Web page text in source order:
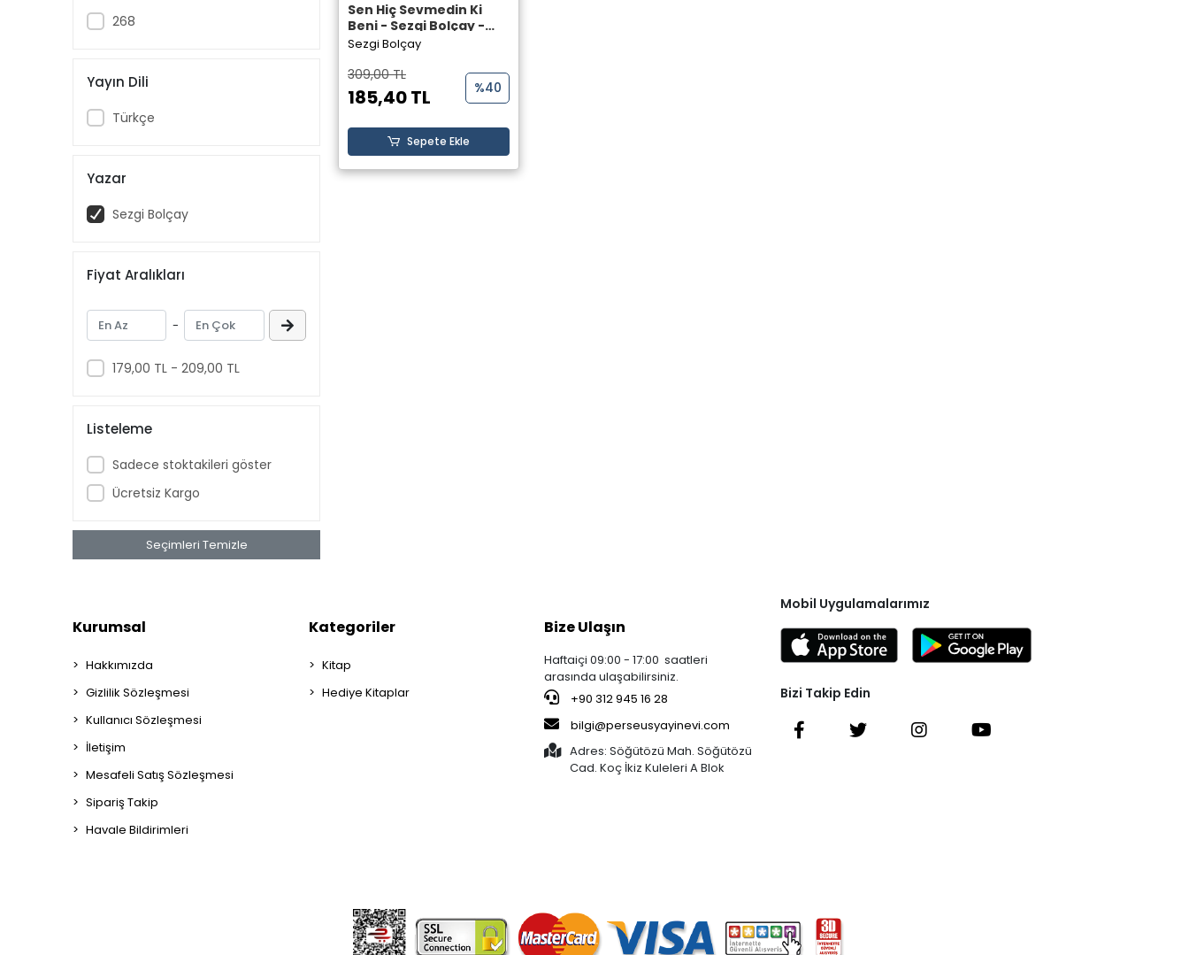
268
Yayın Dili
Türkçe
Yazar
Sezgi Bolçay
Fiyat Aralıkları
-
179,00 TL - 209,00 TL
Listeleme
Sadece stoktakileri göster
Ücretsiz Kargo
Seçimleri Temizle
Sen Hiç Sevmedin Ki
Beni - Sezgi Bolçay -
Elpis Yayınları
Sezgi Bolçay
309,00 TL
185,40 TL %40
Sepete Ekle
Kurumsal
Hakkımızda
Gizlilik Sözleşmesi
Kullanıcı Sözleşmesi
İletişim
Mesafeli Satış Sözleşmesi
Sipariş Takip
Havale Bildirimleri
Kategoriler
Kitap
Hediye Kitaplar
Bize Ulaşın
Haftaiçi 09:00 - 17:00 saatleri
arasında ulaşabilirsiniz.
+90 312 945 16 28
bilgi@perseusyayinevi.com
Adres: Söğütözü Mah. Söğütözü
Cad. Koç İkiz Kuleleri A Blok
Mobil Uygulamalarımız
Bizi Takip Edin